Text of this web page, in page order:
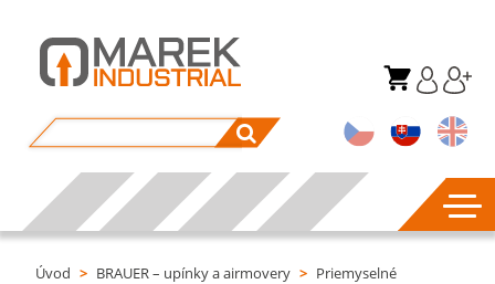
Úvod > BRAUER – upínky a airmovery > Priemyselné